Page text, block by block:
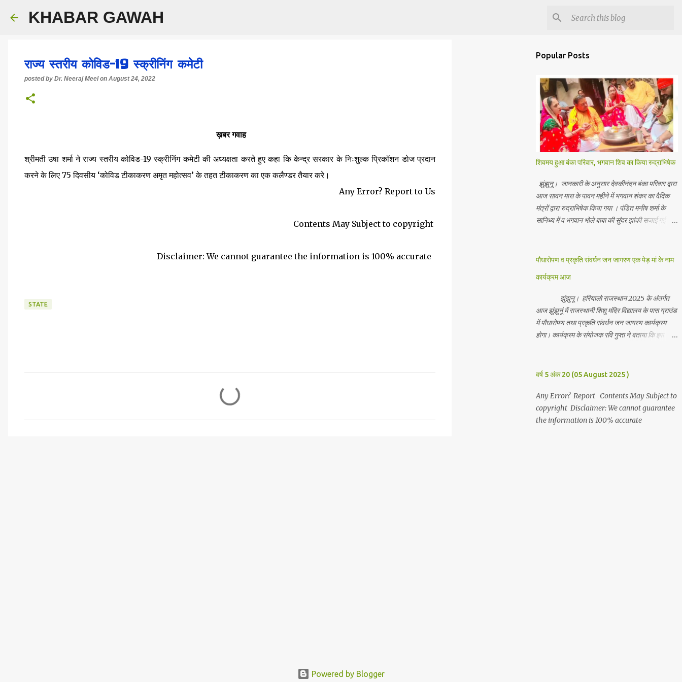
KHABAR GAWAH
राज्य स्तरीय कोविड-19 स्क्रीनिंग कमेटी
posted by Dr. Neeraj Meel on August 24, 2022
ख़बर गवाह
श्रीमती उषा शर्मा ने राज्य स्तरीय कोविड-19 स्क्रीनिंग कमेटी की अध्यक्षता करते हुए कहा कि केन्द्र सरकार के निःशुल्क प्रिकॉशन डोज प्रदान
करने के लिए 75 दिवसीय ‘कोविड टीकाकरण अमृत महोत्सव’ के तहत टीकाकरण का एक कलैण्डर तैयार करे।
Any Error? Report to Us
Contents May Subject to copyright
Disclaimer: We cannot guarantee the information is 100% accurate
STATE
Popular Posts
शिवमय हुआ बंका परिवार, भगवान शिव का किया रुद्राभिषेक
झुंझुनू। जानकारी के अनुसार देवकीनंदन बंका परिवार द्वारा
आज सावन मास के पावन महीने में भगवान शंकर का वैदिक
मंत्रों द्वारा रुद्राभिषेक किया गया । पंडित मनीष शर्मा के
सानिध्य में व भगवान भोले बाबा की सुंदर झांकी सजाई गई।
अनुष्ठान किया गया व भगवान से सर्वजन की मंगल कामना की
चंद्रकांत, रविकांत, उज्वल, गजानंद, गणेश, सफल, शिवम्,
भाविक, लाडो, मीना, रेनू, निर्मला, दीक्षा, मनीषा आदि सभी
परिवार जन उपस्थित रहे। Contents May Subject to
copyright Disclaimer: We cannot guarantee
the information is 100% accurate
पौधारोपण व प्रकृति संवर्धन जन जागरण एक पेड़ मां के नाम
कार्यक्रम आज
झुंझुनू। हरियालो राजस्थान 2025 के अंतर्गत
आज झुंझुनूं में राजस्थानी शिशु मंदिर विद्यालय के पास ग्राउंड
में पौधारोपण तथा प्रकृति संवर्धन जन जागरण कार्यक्रम
होगा। कार्यक्रम के संयोजक रवि गुप्ता ने बताया कि इस
अतिथि के रूप में बाबा बालक नाथ विधायक अलवर, राजेंद्र
पर्यावरण अभियान के जिला संयोजक पवन मावडिया उपस्थित
रहेंगे। Contents May Subject to copyright
Disclaimer: We cannot guarantee the
वर्ष 5 अंक 20 (05 August 2025 )
Any Error? Report Contents May Subject to
copyright Disclaimer: We cannot guarantee
the information is 100% accurate
Powered by Blogger